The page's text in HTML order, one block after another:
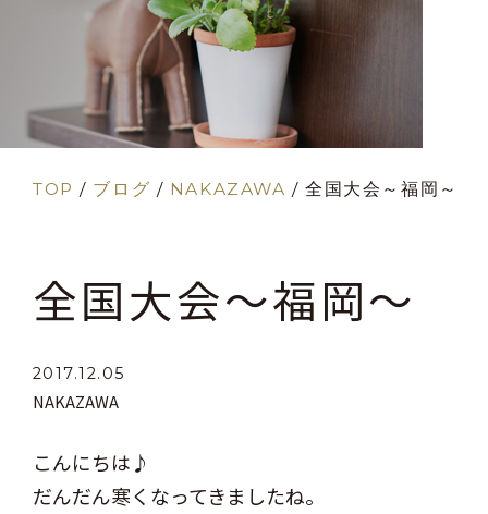
TOP / ブログ / NAKAZAWA /全国大会～福岡～
全国大会～福岡～
2017.12.05
NAKAZAWA
こんにちは♪
だんだん寒くなってきましたね。